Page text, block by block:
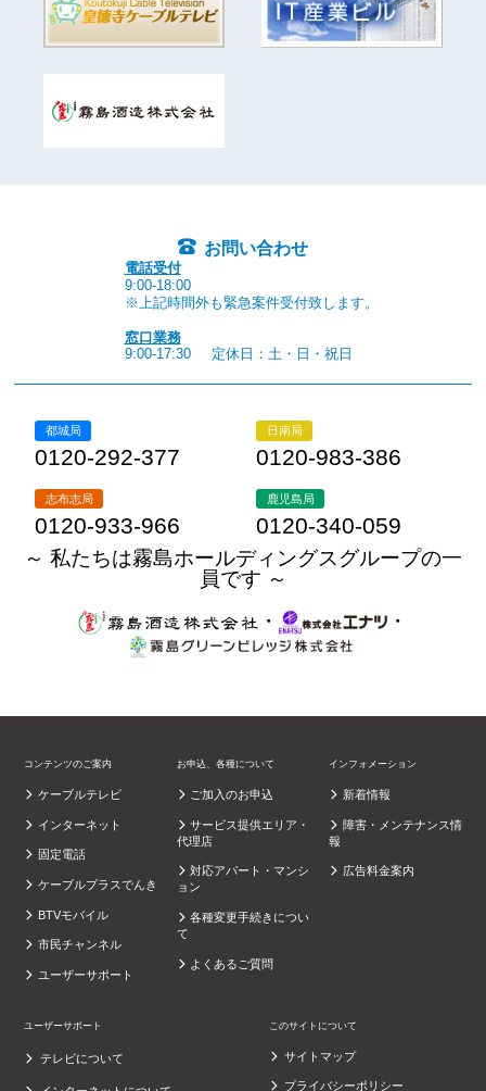
お問い合わせ
電話受付
9:00-18:00
※上記時間外も緊急案件受付致します。
窓口業務
9:00-17:30
定休日：土・日・祝日
都城局
0120-292-377
日南局
0120-983-386
志布志局
0120-933-966
鹿児島局
0120-340-059
～ 私たちは霧島ホールディングスグループの一
員です ～
・
・
コンテンツのご案内
ケーブルテレビ
インターネット
固定電話
ケーブルプラスでんき
BTVモバイル
市民チャンネル
ユーザーサポート
お申込、各種について
ご加入のお申込
サービス提供エリア・
代理店
対応アパート・マンシ
ョン
各種変更手続きについ
て
よくあるご質問
インフォメーション
新着情報
障害・メンテナンス情
報
広告料金案内
ユーザーサポート
テレビについて
このサイトについて
サイトマップ
プライバシーポリシー